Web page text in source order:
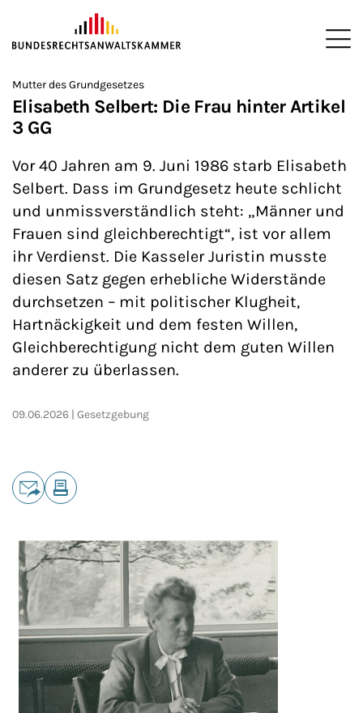
ZUM HAUPTINHALT SPRINGEN
Sie befinden sich hier:
>
Startseite
>
Newsroom
Mutter des Grundgesetzes
Elisabeth Selbert: Die Frau hinter Artikel
3 GG
Vor 40 Jahren am 9. Juni 1986 starb Elisabeth
Selbert. Dass im Grundgesetz heute schlicht
und unmissverständlich steht: „Männer und
Frauen sind gleichberechtigt“, ist vor allem
ihr Verdienst. Die Kasseler Juristin musste
diesen Satz gegen erhebliche Widerstände
durchsetzen – mit politischer Klugheit,
Hartnäckigkeit und dem festen Willen,
Gleichberechtigung nicht dem guten Willen
anderer zu überlassen.
09.06.2026 Gesetzgebung
Teilen